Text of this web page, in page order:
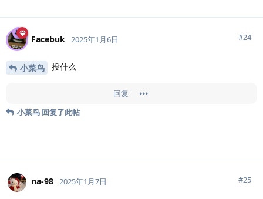
Facebuk 2025年1月6日 #24
小菜鸟 投什么
回复
小菜鸟 回复了此帖
na-98 2025年1月7日 #25